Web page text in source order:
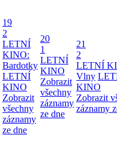
19
2
LETNÍ
KINO:
Bardotky
LETNÍ
KINO
Zobrazit
všechny
záznamy
ze dne
20
1
LETNÍ
KINO
Zobrazit
všechny
záznamy
ze dne
21
2
LETNÍ
Vlny
KINO
Zobrazit
záznamy